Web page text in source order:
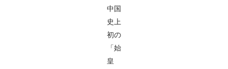
中国
史上
初の
「始
皇